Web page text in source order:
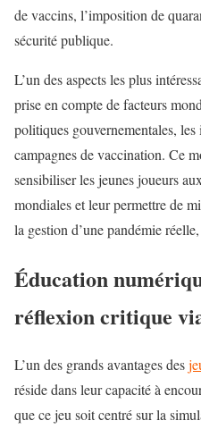
de vaccins, l’imposition de
sécurité publique.
L’un des aspects les plus
prise en compte de facteurs
politiques gouvernementales,
campagnes de vaccination. Ce
sensibiliser les jeunes joueurs
mondiales et leur permettre de
la gestion d’une pandémie
Éducation
réflexion critique
L’un des grands avantages des
réside dans leur capacité à
que ce jeu soit centré sur la